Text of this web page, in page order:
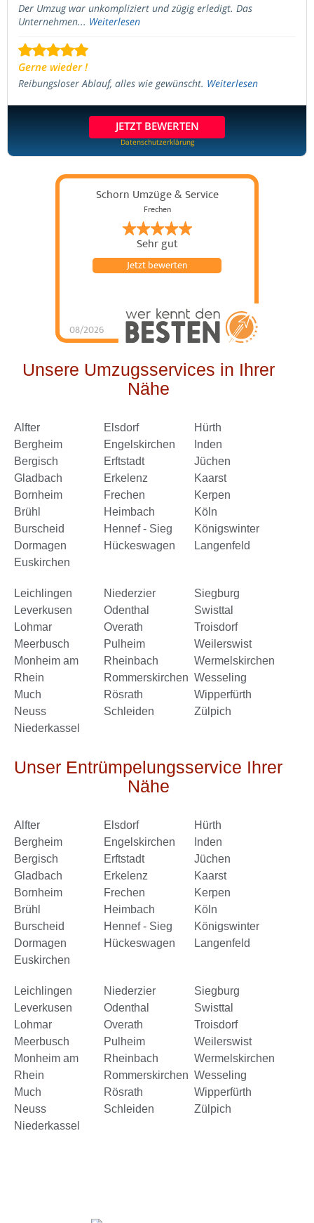
Der Umzug war unkompliziert und zügig erledigt. Das
Unternehmen... Weiterlesen
Gerne wieder !
Reibungsloser Ablauf, alles wie gewünscht. Weiterlesen
JETZT BEWERTEN
Datenschutzerklärung
Schorn Umzüge & Service
Frechen
Sehr gut
08/2026
Jetzt bewerten
Schorn Umzüge &
Service hat 4.98von5
Umzüge &
ServiceBewertungen
auf
Unsere Umzugsservices in Ihrer
Nähe
Alfter
Bergheim
Bergisch
Gladbach
Bornheim
Brühl
Burscheid
Dormagen
Euskirchen
Elsdorf
Engelskirchen
Erftstadt
Erkelenz
Frechen
Heimbach
Hennef - Sieg
Hückeswagen
Hürth
Inden
Jüchen
Kaarst
Kerpen
Köln
Königswinter
Langenfeld
Leichlingen
Leverkusen
Lohmar
Meerbusch
Monheim am
Rhein
Much
Neuss
Niederkassel
Niederzier
Odenthal
Overath
Pulheim
Rheinbach
Rommerskirchen
Rösrath
Schleiden
Siegburg
Swisttal
Troisdorf
Weilerswist
Wermelskirchen
Wesseling
Wipperfürth
Zülpich
Unser Entrümpelungsservice Ihrer
Nähe
Alfter
Bergheim
Bergisch
Gladbach
Bornheim
Brühl
Burscheid
Dormagen
Euskirchen
Elsdorf
Engelskirchen
Erftstadt
Erkelenz
Frechen
Heimbach
Hennef - Sieg
Hückeswagen
Hürth
Inden
Jüchen
Kaarst
Kerpen
Köln
Königswinter
Langenfeld
Leichlingen
Leverkusen
Lohmar
Meerbusch
Monheim am
Rhein
Much
Neuss
Niederkassel
Niederzier
Odenthal
Overath
Pulheim
Rheinbach
Rommerskirchen
Rösrath
Schleiden
Siegburg
Swisttal
Troisdorf
Weilerswist
Wermelskirchen
Wesseling
Wipperfürth
Zülpich